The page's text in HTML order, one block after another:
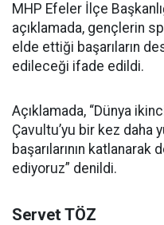
MHP Efeler İlçe
açıklamada, gençlerin
elde ettiği başarıların
edileceği ifade edildi.
Açıklamada, “Dünya
Çavultu’yu bir kez daha
başarılarının
ediyoruz” denildi.
Servet TÖZ